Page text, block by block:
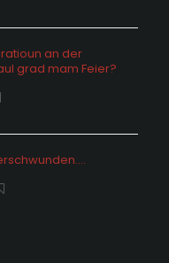
an der
grad mam Feier?